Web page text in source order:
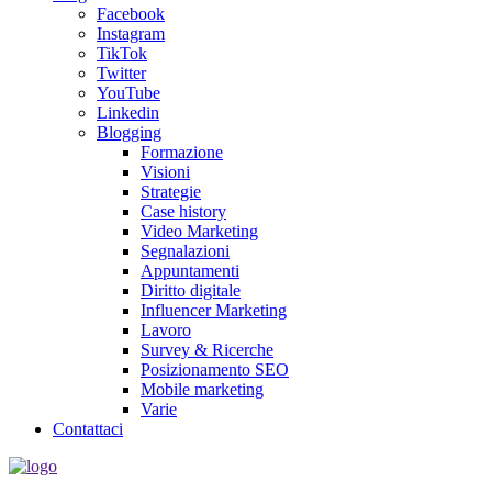
Facebook
Instagram
TikTok
Twitter
YouTube
Linkedin
Blogging
Formazione
Visioni
Strategie
Case history
Video Marketing
Segnalazioni
Appuntamenti
Diritto digitale
Influencer Marketing
Lavoro
Survey & Ricerche
Posizionamento SEO
Mobile marketing
Varie
Contattaci